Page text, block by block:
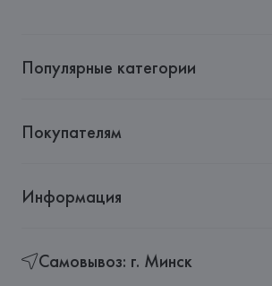
Популярные категории
Покупателям
Информация
Самовывоз: г. Минск